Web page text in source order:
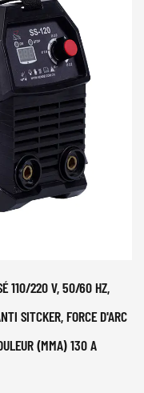
110/220 V, 50/60 HZ,
SITCKER, FORCE D'ARC
(MMA) 130 A